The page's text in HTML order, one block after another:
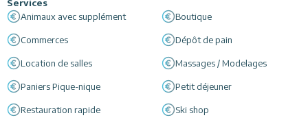
Animaux avec supplément Boutique
Commerces Dépôt de pain
Location de salles Massages / Modelages
Paniers Pique-nique Petit déjeuner
Restauration rapide Ski shop